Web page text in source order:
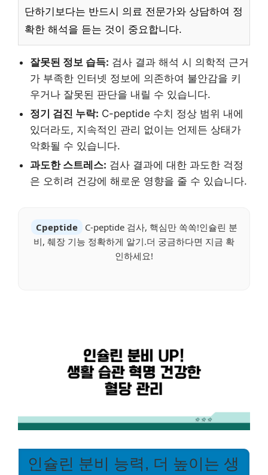
단하기보다는 반드시 의료 전문가와 상담하여 정
확한 해석을 듣는 것이 중요합니다.
잘못된 정보 습득: 검사 결과 해석 시 의학적 근거
가 부족한 인터넷 정보에 의존하여 불안감을 키
우거나 잘못된 판단을 내릴 수 있습니다.
정기 검진 누락: C-peptide 수치 정상 범위 내에
있더라도, 지속적인 관리 없이는 언제든 상태가
악화될 수 있습니다.
과도한 스트레스: 검사 결과에 대한 과도한 걱정
은 오히려 건강에 해로운 영향을 줄 수 있습니다.
Cpeptide
C-peptide 검사, 핵심만 쏙쏙!인슐린 분
비, 췌장 기능 정확하게 알기.더 궁금하다면 지금 확
인하세요!
인슐린 분비 능력, 더 높이는 생